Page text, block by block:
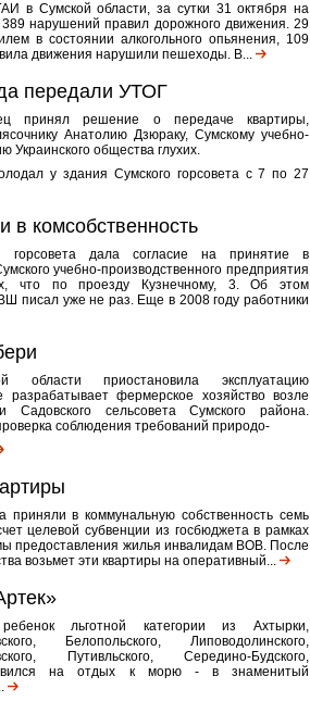
в Сумской области, за сутки 31 октября на
нарушений правил дорожного движения. 29
в состоянии алкогольного опьянения, 109
движения нарушили пешеходы. В...
передали УТОГ
принял решение о передаче квартиры,
Анатолию Дзюраку, Сумскому учебно-
Украинского общества глухих.
у здания Сумского горсовета с 7 по 27
комсобственность
дала согласие на принятие в
учебно-производственного предприятия
что по проезду Кузнечному, 3. Об этом
писал уже не раз. Еще в 2008 году работники
области приостановила эксплуатацию
разрабатывает фермерское хозяйство возле
Садовского сельсовета Сумского района.
соблюдения требований природо-
приняли в коммунальную собственность семь
целевой субвенции из госбюджета в рамках
предоставления жилья инвалидам ВОВ. После
возьмет эти квартиры на оперативный...
льготной категории из Ахтырки,
Белопольского, Липоводолинского,
Путивльского, Середино-Будского,
на отдых к морю - в знаменитый